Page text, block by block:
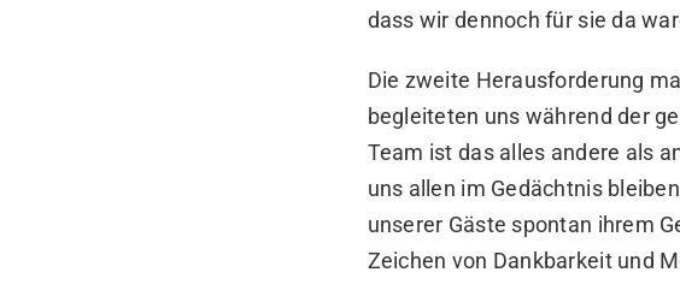
dass wir dennoch für sie da
Die zweite Herausforderung
begleiteten uns während der
Team ist das alles andere als
uns allen im Gedächtnis
unserer Gäste spontan ihrem
Zeichen von Dankbarkeit und